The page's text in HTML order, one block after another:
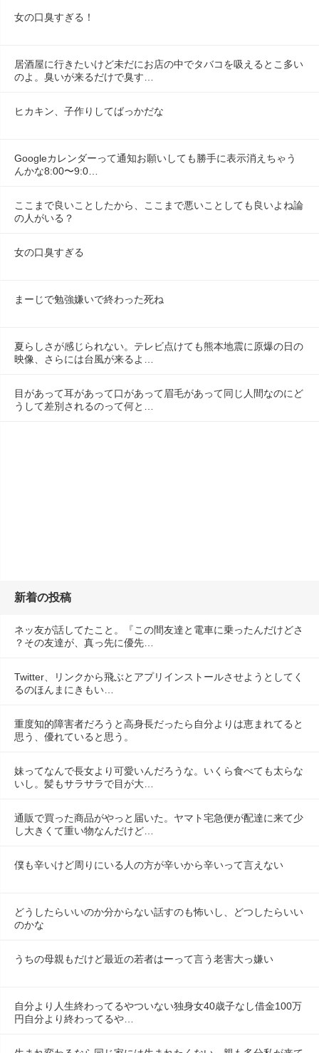
女の口臭すぎる！
居酒屋に行きたいけど未だにお店の中でタバコを吸えるとこ多い
のよ。臭いが来るだけで臭す…
ヒカキン、子作りしてばっかだな
Googleカレンダーって通知お願いしても勝手に表示消えちゃう
んかな8:00〜9:0…
ここまで良いことしたから、ここまで悪いことしても良いよね論
の人がいる？
女の口臭すぎる
まーじで勉強嫌いで終わった死ね
夏らしさが感じられない。テレビ点けても熊本地震に原爆の日の
映像、さらには台風が来るよ…
目があって耳があって口があって眉毛があって同じ人間なのにど
うして差別されるのって何と…
新着の投稿
ネッ友が話してたこと。『この間友達と電車に乗ったんだけどさ
？その友達が、真っ先に優先…
Twitter、リンクから飛ぶとアプリインストールさせようとしてく
るのほんまにきもい…
重度知的障害者だろうと高身長だったら自分よりは恵まれてると
思う、優れていると思う。
妹ってなんで長女より可愛いんだろうな。いくら食べても太らな
いし。髪もサラサラで目が大…
通販で買った商品がやっと届いた。ヤマト宅急便が配達に来て少
し大きくて重い物なんだけど…
僕も辛いけど周りにいる人の方が辛いから辛いって言えない
どうしたらいいのか分からない話すのも怖いし、どつしたらいい
のかな
うちの母親もだけど最近の若者はーって言う老害大っ嫌い
自分より人生終わってるやついない独身女40歳子なし借金100万
円自分より終わってるや…